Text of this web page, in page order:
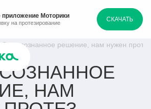
приложение Моторики
на протезирование СКАЧАТЬ
«Это осознанное решение, нам нужен
НАМ